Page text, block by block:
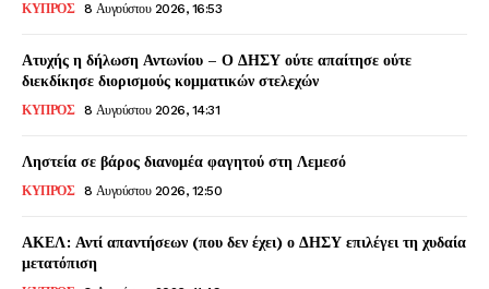
ΚΥΠΡΟΣ 8 Αυγούστου 2026, 16:53
Ατυχής η δήλωση Αντωνίου – Ο ΔΗΣΥ ούτε απαίτησε ούτε
διεκδίκησε διορισμούς κομματικών στελεχών
ΚΥΠΡΟΣ 8 Αυγούστου 2026, 14:31
Ληστεία σε βάρος διανομέα φαγητού στη Λεμεσό
ΚΥΠΡΟΣ 8 Αυγούστου 2026, 12:50
ΑΚΕΛ: Αντί απαντήσεων (που δεν έχει) ο ΔΗΣΥ επιλέγει τη χυδαία
μετατόπιση